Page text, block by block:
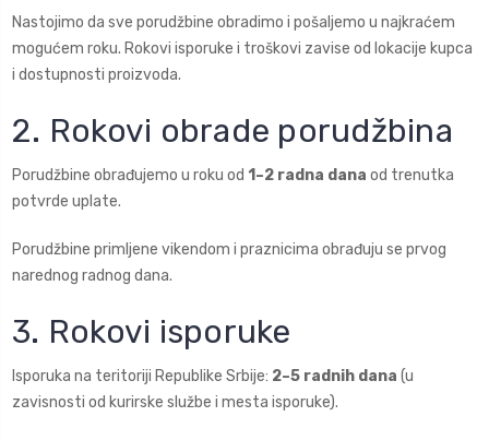
Nastojimo da sve porudžbine obradimo i pošaljemo u najkraćem
mogućem roku. Rokovi isporuke i troškovi zavise od lokacije kupca
i dostupnosti proizvoda.
2. Rokovi obrade porudžbina
Porudžbine obrađujemo u roku od 1–2 radna dana od trenutka
potvrde uplate.
Porudžbine primljene vikendom i praznicima obrađuju se prvog
narednog radnog dana.
3. Rokovi isporuke
Isporuka na teritoriji Republike Srbije: 2–5 radnih dana (u
zavisnosti od kurirske službe i mesta isporuke).